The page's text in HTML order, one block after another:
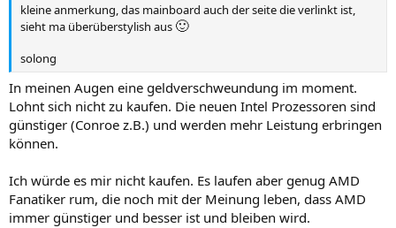
i
m
e
i
e
kleine anmerkung, das mainboard auch der seite die verlinkt ist,
sieht ma überüberstylish aus 🙂
solong
In meinen Augen eine geldverschweundung im moment.
Lohnt sich nicht zu kaufen. Die neuen Intel Prozessoren sind
günstiger (Conroe z.B.) und werden mehr Leistung erbringen
können.
Ich würde es mir nicht kaufen. Es laufen aber genug AMD
Fanatiker rum, die noch mit der Meinung leben, dass AMD
immer günstiger und besser ist und bleiben wird.